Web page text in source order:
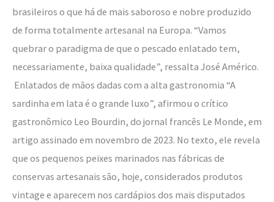
brasileiros o que há de mais saboroso e nobre produzido
de forma totalmente artesanal na Europa. “Vamos
quebrar o paradigma de que o pescado enlatado tem,
necessariamente, baixa qualidade”, ressalta José Américo.
Enlatados de mãos dadas com a alta gastronomia “A
sardinha em lata é o grande luxo”, afirmou o crítico
gastronômico Leo Bourdin, do jornal francês Le Monde, em
artigo assinado em novembro de 2023. No texto, ele revela
que os pequenos peixes marinados nas fábricas de
conservas artesanais são, hoje, considerados produtos
vintage e aparecem nos cardápios dos mais disputados